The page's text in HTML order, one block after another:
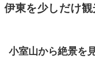
伊東を少しだけ観
小室山から絶景を